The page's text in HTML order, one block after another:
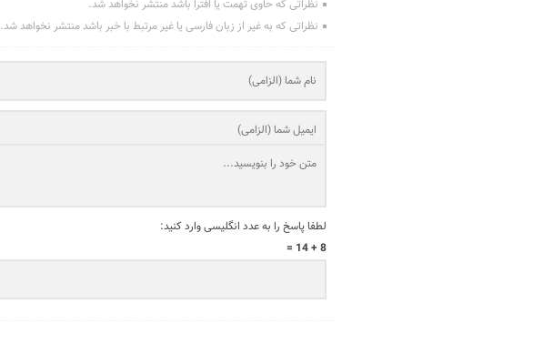
نظراتی که حاوی تهمت یا افترا باشد منتشر نخواهد شد.
نظراتی که به غیر از زبان فارسی یا غیر مرتبط با خبر باشد منتشر نخواهد شد.
لطفا پاسخ را به عدد انگلیسی وارد کنید:
8 + 14 =